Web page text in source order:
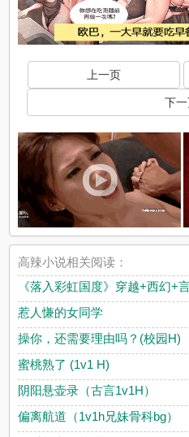
上一页
下
高辣小说相关阅读：
《落入彩虹国度》穿越+西幻+
惹人慊的女同学
操你，还需要理由吗？(校园H)
蜜桃熟了 (1v1 H)
阴阳悬壶录（古言1v1H）
偏离航道（1v1h兄妹骨科bg）